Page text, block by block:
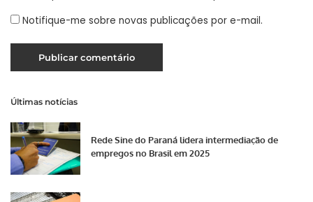
Notifique-me sobre novas publicações por e-mail.
Últimas notícias
Rede Sine do Paraná lidera intermediação de
empregos no Brasil em 2025